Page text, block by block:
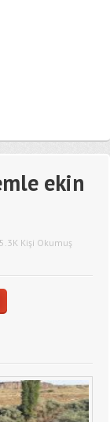
ekin
Kişi Okumuş